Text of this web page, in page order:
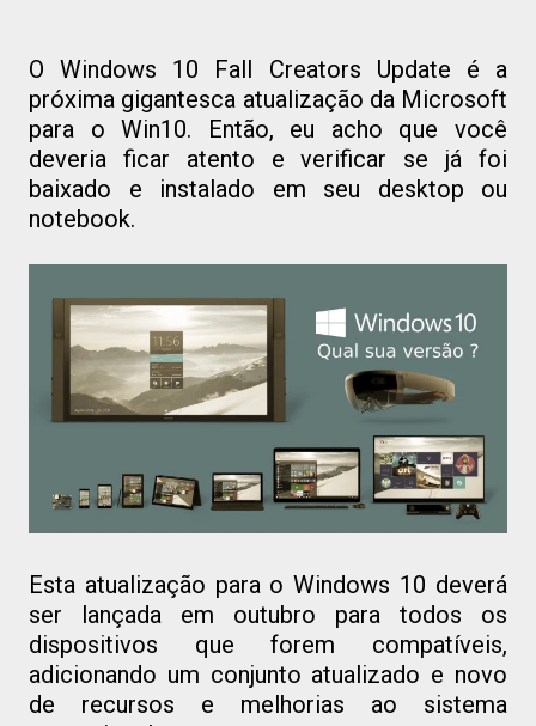
O Windows 10 Fall Creators Update é a
próxima gigantesca atualização da Microsoft
para o Win10. Então, eu acho que você
deveria ficar atento e verificar se já foi
baixado e instalado em seu desktop ou
notebook.
Esta atualização para o Windows 10 deverá
ser lançada em outubro para todos os
dispositivos que forem compatíveis,
adicionando um conjunto atualizado e novo
de recursos e melhorias ao sistema